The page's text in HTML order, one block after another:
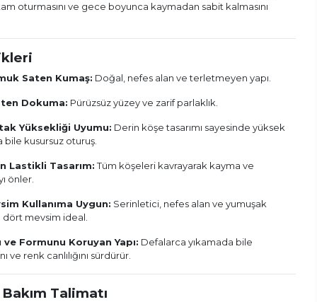
oturmasını ve gece boyunca kaymadan sabit kalmasını
Saten Kumaş: Doğal, nefes alan ve terletmeyen yapı.
Dokuma: Pürüzsüz yüzey ve zarif parlaklık.
Yüksekliği Uyumu: Derin köşe tasarımı sayesinde yüksek
bile kusursuz oturuş.
Lastikli Tasarım:Tüm köşeleri kavrayarak kayma ve
önler.
Kullanıma Uygun: Serinletici, nefes alan ve yumuşak
mevsim ideal.
ve Formunu Koruyan Yapı: Defalarca yıkamada bile
ve renk canlılığını sürdürür.
Talimatı